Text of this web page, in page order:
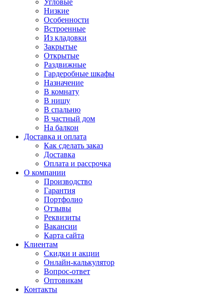
Угловые
Низкие
Особенности
Встроенные
Из кладовки
Закрытые
Открытые
Раздвижные
Гардеробные шкафы
Назначение
В комнату
В нишу
В спальню
В частный дом
На балкон
Доставка и оплата
Как сделать заказ
Доставка
Оплата и рассрочка
О компании
Производство
Гарантия
Портфолио
Отзывы
Реквизиты
Вакансии
Карта сайта
Клиентам
Скидки и акции
Онлайн-калькулятор
Вопрос-ответ
Оптовикам
Контакты